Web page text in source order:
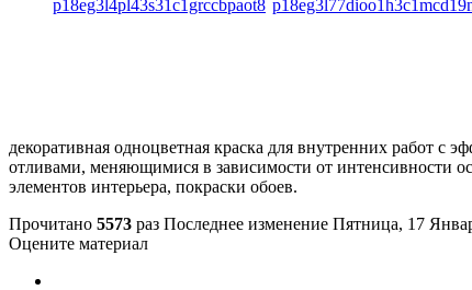
декоративная одноцветная краска для внутренних работ с
отливами, меняющимися в зависимости от интенсивности
элементов интерьера, покраски обоев.
Прочитано 5573 раз Последнее изменение Пятница, 17
Оцените материал